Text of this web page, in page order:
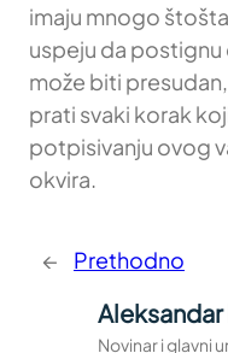
imaju mnogo
uspeju da
može biti
prati svaki korak
potpisivanju ovog
okvira.
← Prethodno
Novinar i glavni